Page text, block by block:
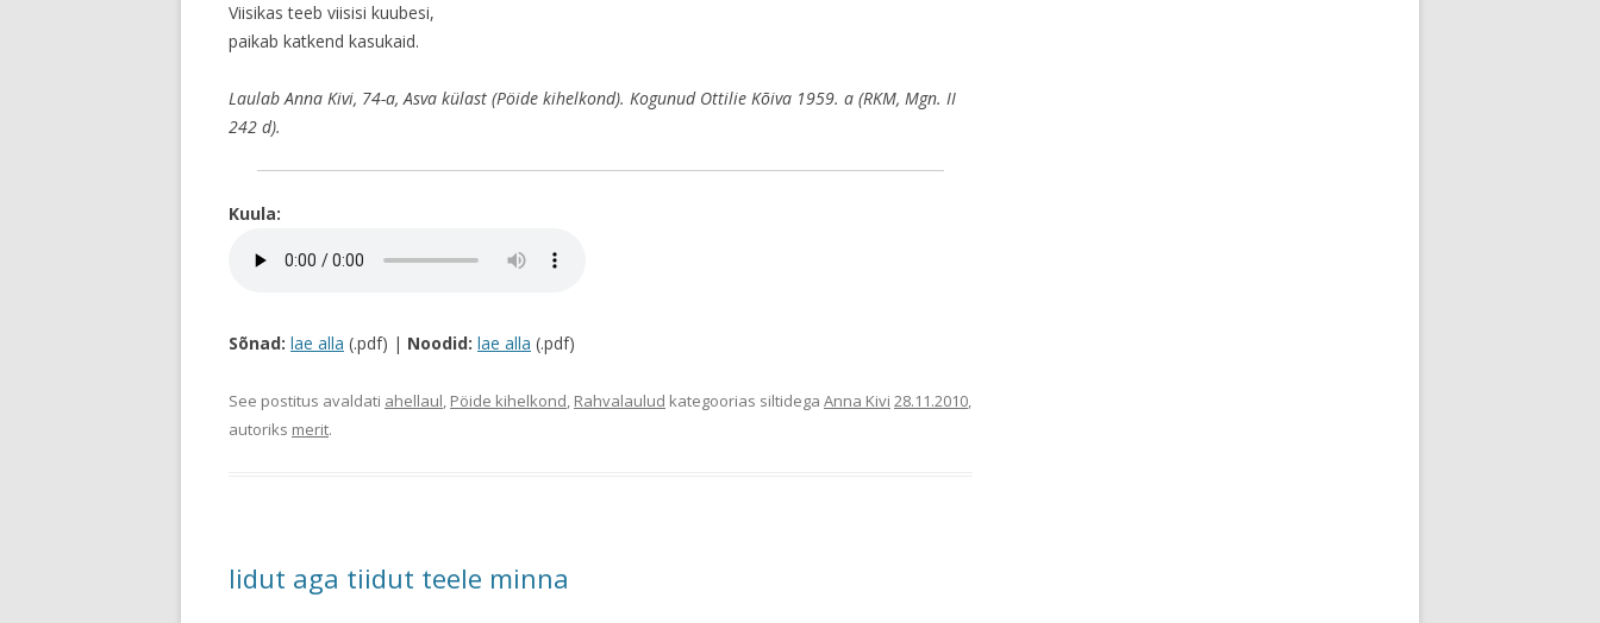
Viisikas teeb viisisi kuubesi,
paikab katkend kasukaid.
Laulab Anna Kivi, 74-a, Asva külast (Pöide kihelkond). Kogunud Ottilie Kõiva 1959. a (RKM, Mgn. II
242 d).
Kuula:
Sõnad: lae alla (.pdf) | Noodid: lae alla (.pdf)
See postitus avaldati ahellaul, Pöide kihelkond, Rahvalaulud kategoorias siltidega Anna Kivi 28.11.2010,
autoriks merit.
Iidut aga tiidut teele minna